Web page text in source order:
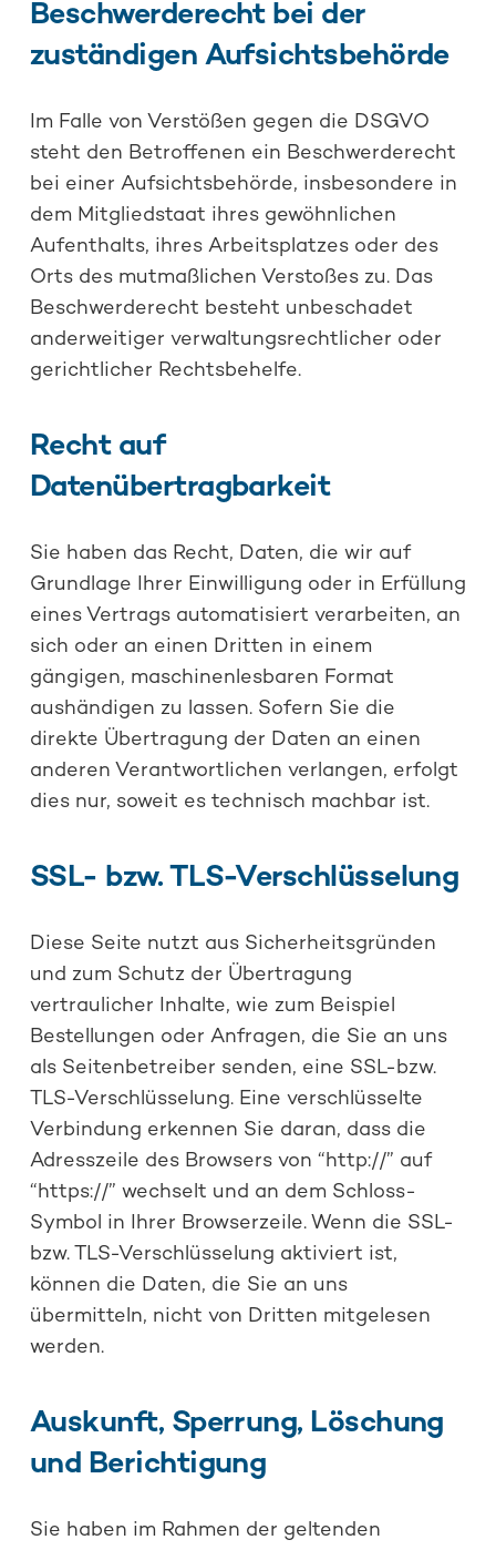
Beschwerderecht bei der
zuständigen Aufsichtsbehörde
Im Falle von Verstößen gegen die DSGVO
steht den Betroffenen ein Beschwerderecht
bei einer Aufsichtsbehörde, insbesondere in
dem Mitgliedstaat ihres gewöhnlichen
Aufenthalts, ihres Arbeitsplatzes oder des
Orts des mutmaßlichen Verstoßes zu. Das
Beschwerderecht besteht unbeschadet
anderweitiger verwaltungsrechtlicher oder
gerichtlicher Rechtsbehelfe.
Recht auf
Datenübertragbarkeit
Sie haben das Recht, Daten, die wir auf
Grundlage Ihrer Einwilligung oder in Erfüllung
eines Vertrags automatisiert verarbeiten, an
sich oder an einen Dritten in einem
gängigen, maschinenlesbaren Format
aushändigen zu lassen. Sofern Sie die
direkte Übertragung der Daten an einen
anderen Verantwortlichen verlangen, erfolgt
dies nur, soweit es technisch machbar ist.
SSL- bzw. TLS-Verschlüsselung
Diese Seite nutzt aus Sicherheitsgründen
und zum Schutz der Übertragung
vertraulicher Inhalte, wie zum Beispiel
Bestellungen oder Anfragen, die Sie an uns
als Seitenbetreiber senden, eine SSL-bzw.
TLS-Verschlüsselung. Eine verschlüsselte
Verbindung erkennen Sie daran, dass die
Adresszeile des Browsers von “http://” auf
“https://” wechselt und an dem Schloss-
Symbol in Ihrer Browserzeile. Wenn die SSL-
bzw. TLS-Verschlüsselung aktiviert ist,
können die Daten, die Sie an uns
übermitteln, nicht von Dritten mitgelesen
werden.
Auskunft, Sperrung, Löschung
und Berichtigung
Sie haben im Rahmen der geltenden